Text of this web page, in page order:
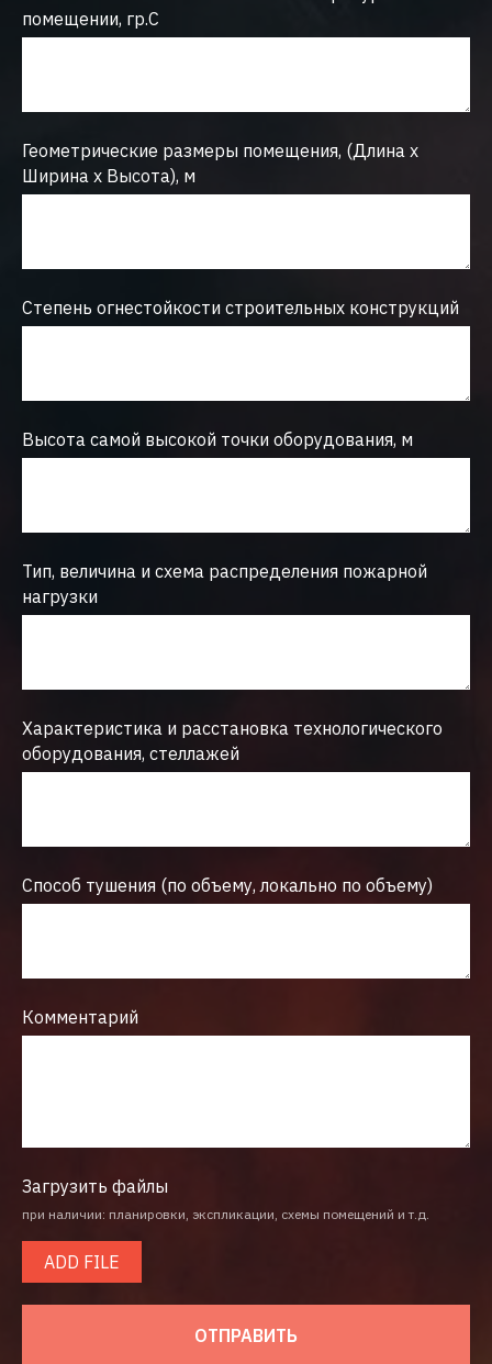
помещении, гр.С
Геометрические размеры помещения, (Длина х
Ширина х Высота), м
Степень огнестойкости строительных конструкций
Высота самой высокой точки оборудования, м
Тип, величина и схема распределения пожарной
нагрузки
Характеристика и расстановка технологического
оборудования, стеллажей
Способ тушения (по объему, локально по объему)
Комментарий
Загрузить файлы
при наличии: планировки, экспликации, схемы помещений и т.д.
ADD FILE
ОТПРАВИТЬ